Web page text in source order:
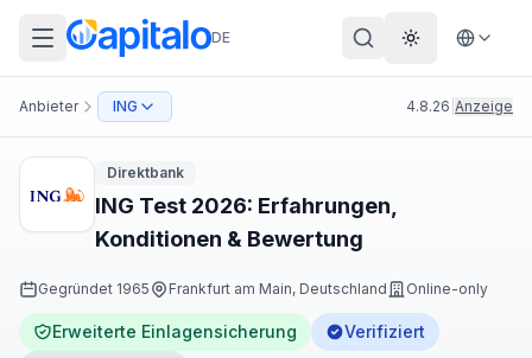
DE Theme
Anbieter ING 4.8.26 Anzeige
Direktbank
ING Test 2026: Erfahrungen,
Konditionen & Bewertung
Gegründet 1965 Frankfurt am Main, Deutschland Online-only
Erweiterte Einlagensicherung
Verifiziert